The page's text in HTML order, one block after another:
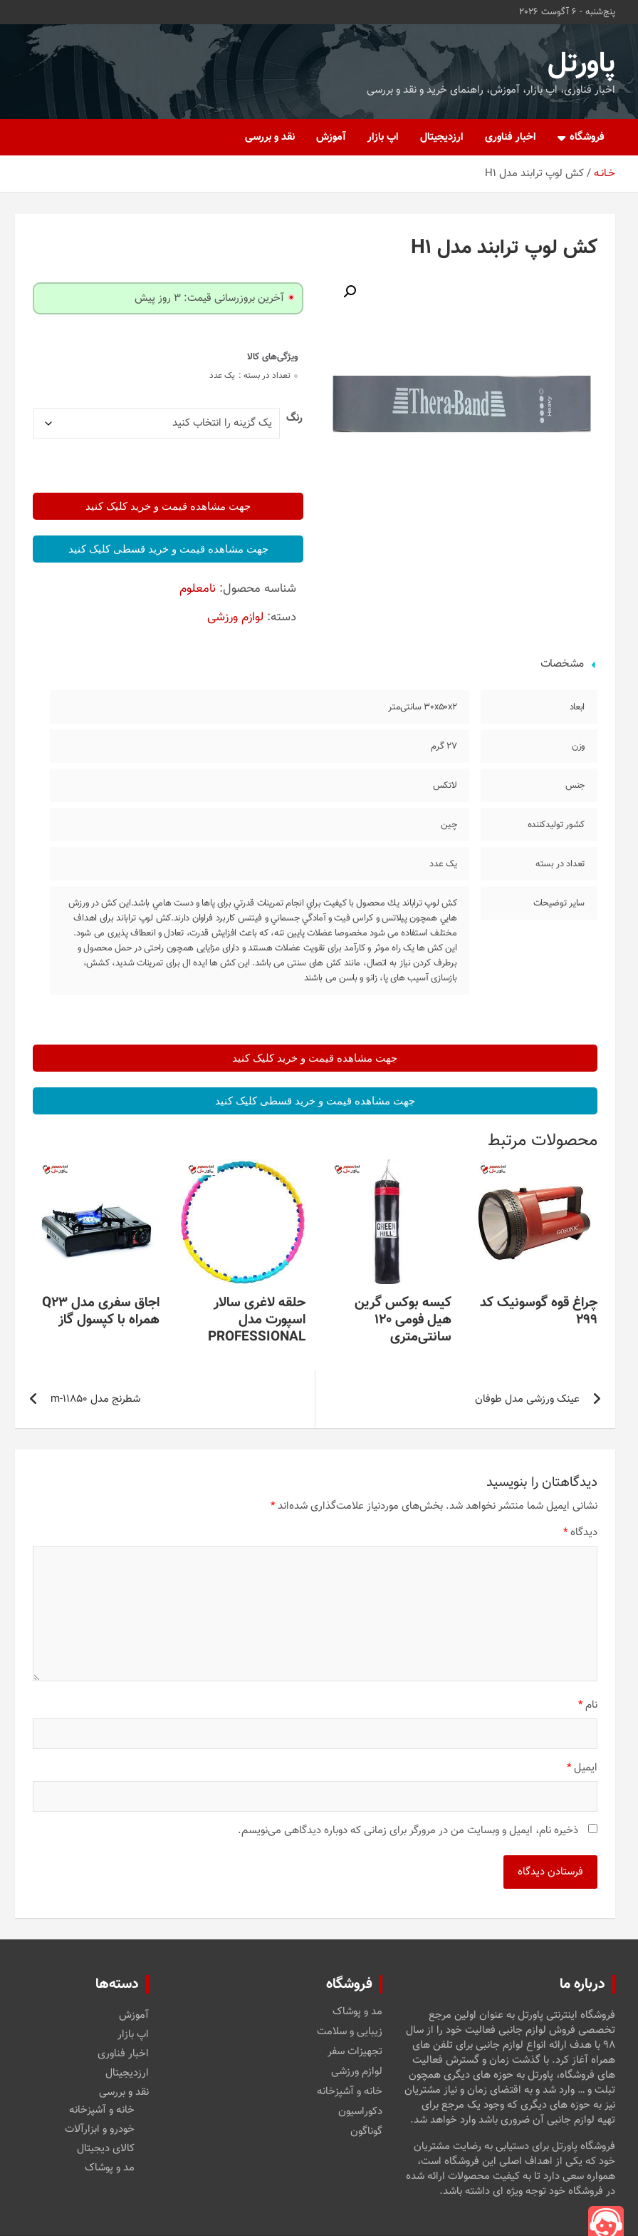
پنج‌شنبه - 6 آگوست 2026
پاورتل
اخبار فناوری، اپ بازار، آموزش، راهنمای خرید و نقد و بررسی
فروشگاه اخبار فناوری ارزدیجیتال اپ بازار آموزش نقد و بررسی
خـانـه کش لوپ ترابند مدل H1
کش لوپ ترابند مدل H1
آخرین بروزرسانی قیمت: 3 روز پیش
تعداد در بسته : یک عدد
رنگ
جهت مشاهده قیمت و خرید کلیک کنید
جهت مشاهده قیمت و خرید قسطی کلیک کنید
شناسه محصول: نامعلوم
دسته: لوازم ورزشی
مشخصات
ابعاد 30x50x2 سانتی‌متر
وزن 27 گرم
جنس لاتکس
کشور تولیدکننده چین
تعداد در بسته یک عدد
سایر توضیحات
کش لوپ تراباند يك محصول با كيفيت براي انجام تمرينات قدرتي برای پاها و دست هامي باشد.اين كش در ورزش
هايي همچون پيلاتس و كراس فيت و آمادگي جسماني و فيتنس كاربرد فراوان دارند.کش لوپ تراباند برای اهداف
مختلف استفاده می شود مخصوصا عضلات پایین تنه، که باعث افزایش قدرت، تعادل و انعطاف پذیری می شود.
این کش ها یک راه موثر و کارآمد برای تقویت عضلات هستند و دارای مزایایی همچون راحتی در حمل محصول و
برطرف کردن نیاز به اتصال، مانند کش های سنتی می باشد. این کش ها ایده ال برای تمرینات شدید، کشش،
بازسازی آسیب های پا، زانو و باسن می باشند
جهت مشاهده قیمت و خرید کلیک کنید
جهت مشاهده قیمت و خرید قسطی کلیک کنید
محصولات مرتبط
چراغ قوه گوسونیک کد
299
کیسه بوکس گرین
هیل فومی 120
سانتی‌متری
حلقه لاغری سالار
اسپورت مدل
PROFESSIONAL
اجاق سفری مدل Q23
همراه با کپسول گاز
راهبری
نوشتهعینک ورزشی مدل طوفان شطرنج مدل m-11850
دیدگاهتان را بنویسید
نشانی ایمیل شما منتشر نخواهد شد. بخش‌های موردنیاز علامت‌گذاری شده‌اند*
دیدگاه*
نام*
ایمیل*
ذخیره نام، ایمیل و وبسایت من در مرورگر برای زمانی که دوباره دیدگاهی می‌نویسم.
درباره ما
فروشگاه اینترنتی پاورتل به عنوان اولین مرجع
تخصصی فروش لوازم جانبی فعالیت خود را از سال
۹۸ با هدف ارائه انواع لوازم جانبی برای تلفن های
همراه آغاز کرد. با گذشت زمان و گسترش فعالیت
های فروشگاه، پاورتل به حوزه های دیگری همچون
تبلت و … وارد شد و به اقتضای زمان و نیاز مشتریان
نیز به حوزه های دیگری که وجود یک مرجع برای
تهیه لوازم جانبی آن ضروری باشد وارد خواهد شد.
فروشگاه پاورتل برای دستیابی به رضایت مشتریان
خود که یکی از اهداف اصلی این فروشگاه است،
همواره سعی دارد تا به کیفیت محصولات ارائه شده
در فروشگاه خود توجه ویژه ای داشته باشد.
فروشگاه
مد و پوشاک
زیبایی و سلامت
تجهیزات سفر
لوازم ورزشی
خانه و آشپزخانه
دکوراسیون
گوناگون
دسته‌ها
آموزش
اپ بازار
اخبار فناوری
ارزدیجیتال
نقد و بررسی
خانه و آشپزخانه
خودرو و ابزارآلات
کالای دیجیتال
مد و پوشاک